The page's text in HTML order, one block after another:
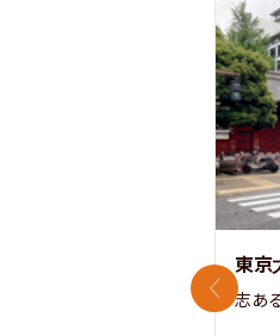
東京
志あ
前のスラ